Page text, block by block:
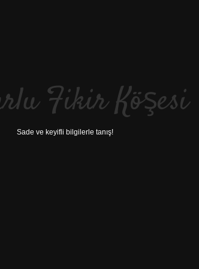
Fikir Köşesi
Sade ve keyifli bilgilerle tanış!